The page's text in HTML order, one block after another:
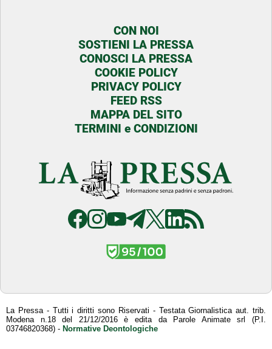
CON NOI
SOSTIENI LA PRESSA
CONOSCI LA PRESSA
COOKIE POLICY
PRIVACY POLICY
FEED RSS
MAPPA DEL SITO
TERMINI e CONDIZIONI
La Pressa - Tutti i diritti sono Riservati - Testata Giornalistica aut. trib.
Modena n.18 del 21/12/2016 è edita da Parole Animate srl (P.I.
03746820368) - Normative Deontologiche